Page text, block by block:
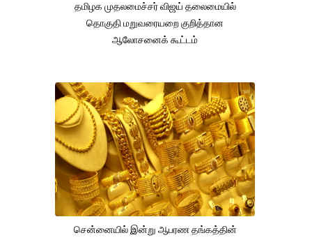
தமிழக முதலமைச்சர் விஜய் தலைமையில்
தொகுதி மறுவரையறை குறித்தான
ஆலோசனைக் கூட்டம்
சென்னையில் இன்று ஆபரண தங்கத்தின்